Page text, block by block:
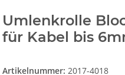
Umlenkrolle
für Kabel bis
Artikelnummer: 2017-4018